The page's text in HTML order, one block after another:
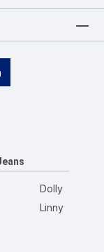
Dolly
Linny